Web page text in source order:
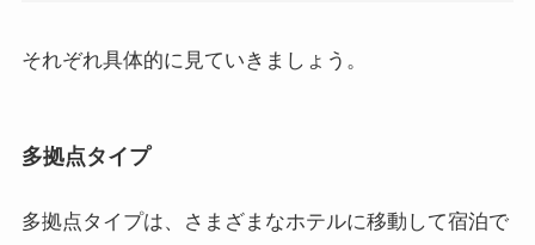
それぞれ具体的に見ていきましょう。
多拠点タイプ
多拠点タイプは、さまざまなホテルに移動して宿泊で